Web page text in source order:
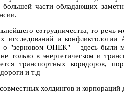
большей части обладающих
сотрудничества, то речь
исследований и
о "зерновом ОПЕК" – здесь были
только в энергетическом и
транспортных коридоров,
и т.д.
холдингов и корпораций